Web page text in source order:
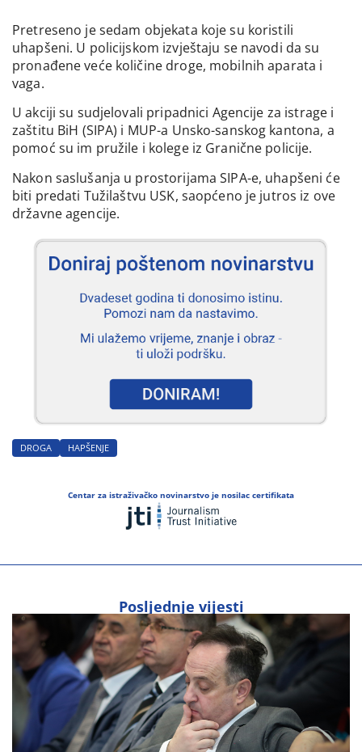
Pretreseno je sedam objekata koje su koristili
uhapšeni. U policijskom izvještaju se navodi da su
pronađene veće količine droge, mobilnih aparata i
vaga.
U akciji su sudjelovali pripadnici Agencije za istrage i
zaštitu BiH (SIPA) i MUP-a Unsko-sanskog kantona, a
pomoć su im pružile i kolege iz Granične policije.
Nakon saslušanja u prostorijama SIPA-e, uhapšeni će
biti predati Tužilaštvu USK, saopćeno je jutros iz ove
državne agencije.
DROGA HAPŠENJE
Centar za istraživačko novinarstvo je nosilac certifikata
Posljednje vijesti